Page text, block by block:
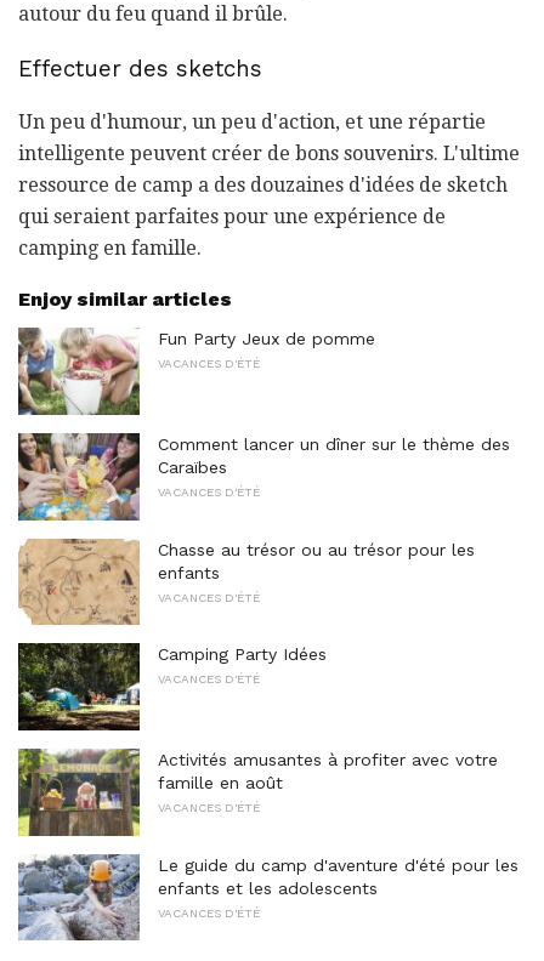
autour du feu quand il brûle.
Effectuer des sketchs
Un peu d'humour, un peu d'action, et une répartie
intelligente peuvent créer de bons souvenirs. L'ultime
ressource de camp a des douzaines d'idées de sketch
qui seraient parfaites pour une expérience de
camping en famille.
Enjoy similar articles
Fun Party Jeux de pomme
VACANCES D'ÉTÉ
Comment lancer un dîner sur le thème des
Caraïbes
VACANCES D'ÉTÉ
Chasse au trésor ou au trésor pour les
enfants
VACANCES D'ÉTÉ
Camping Party Idées
VACANCES D'ÉTÉ
Activités amusantes à profiter avec votre
famille en août
VACANCES D'ÉTÉ
Le guide du camp d'aventure d'été pour les
enfants et les adolescents
VACANCES D'ÉTÉ